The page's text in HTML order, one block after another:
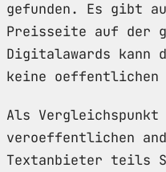
gefunden. Es gibt
Preisseite auf der
Digitalawards kann
keine oeffentlichen
Als Vergleichspunkt
veroeffentlichen
Textanbieter teils